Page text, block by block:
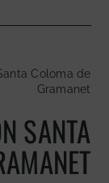
Coloma de
Gramanet
SANTA